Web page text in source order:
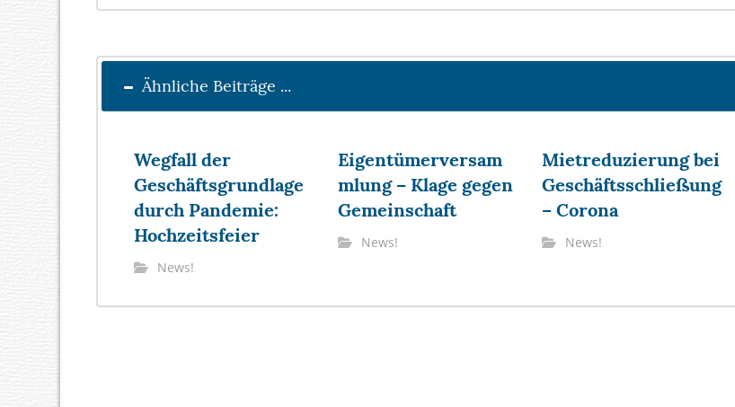
Ähnliche Beiträge ...
Wegfall der
Geschäftsgrundlage
durch Pandemie:
Hochzeitsfeier
News!
Eigentümerversam
mlung – Klage gegen
Gemeinschaft
News!
Mietreduzierung bei
Geschäftsschließung
– Corona
News!